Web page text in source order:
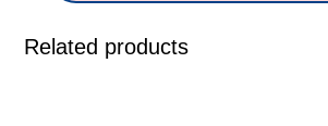
Related products